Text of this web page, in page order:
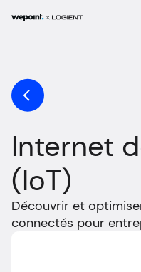
Expertises
Solutions
Entreprise
Réalisations
Carrière
Internet
(IoT)
Découvrir et
connectés pour